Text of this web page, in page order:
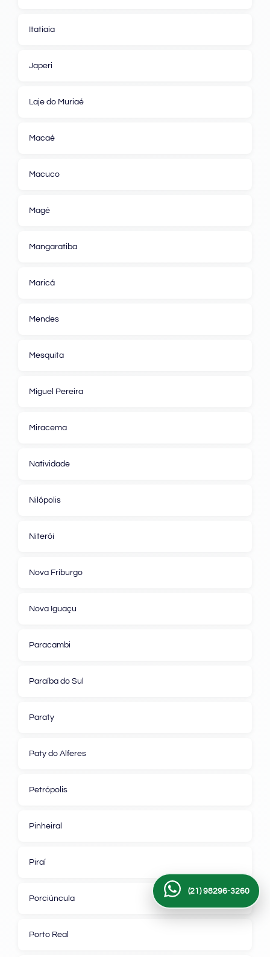
Itatiaia
Japeri
Laje do Muriaé
Macaé
Macuco
Magé
Mangaratiba
Maricá
Mendes
Mesquita
Miguel Pereira
Miracema
Natividade
Nilópolis
Niterói
Nova Friburgo
Nova Iguaçu
Paracambi
Paraíba do Sul
Paraty
Paty do Alferes
Petrópolis
Pinheiral
Piraí
Porciúncula
Porto Real
(21) 98296-3260